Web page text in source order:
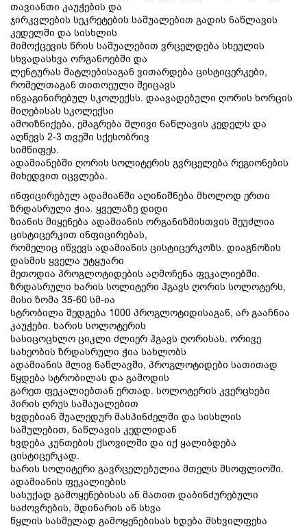
თავიანთი კაუჭების და
ჯირკვლების სეკრეტების საშუალებით გადის ნაწლავის
კედელში და სისხლის
მიმოქცევის წრის საშუალებით ვრცელდება სხეულის
სხვადასხვა ორგანოებში და
ლენტურას მატლებისაგან ვითარდება ცისტიცერკები,
რომელთაგან თითოეული შეიცავს
ინვაგინირებულ სკოლექსს. დაავადებული ღორის ხორცის
მიღებისას სკოლექსი
ამოიზნიქება, ემაგრება მლივი ნაწლავის კედელს და
აღწევს 2-3 თვეში სქესობრივ
სიმწიფეს.
ადამიანებში ღორის სოლიტერის გვრცელება რეგიონების
მიხედვით იცვლება.
ინფიცირებულ ადამიანში აღინიშნება მხოლოდ ერთი
ზრდასრული ჭია. ყველაზე დიდი
ზიანის მიყენება ადამიანის ორგანიზმისთვის შეუძლია
ცისტიცერკით ინფიცირებას,
რომელიც იწვევს ადამიანის ცისტიცერკოზს. დიაგნოზის
დასმის ყველა უტყუარი
მეთოდია პროგლოტიდების აღმოჩენა ფეკალიებში.
ზრდასრული ხარის სოლიტერი ჰგავს ღორის სოლოტერს,
მისი ზომა 35-60 სმ-ია
სტრობილა შედგება 1000 პროგლოტიდისაგან, არ გააჩნია
კაუჭები. ხარის სოლოტერის
სასიცოცხლო ციკლი ძლიერ ჰგავს ღორისას. ორივე
სახეობის ზრდასრული ჭია სახლობს
ადამიანის მლივ ნაწლავში, პროგლოტიდები სათითად
წყდება სტრობილას და გამოდის
გარეთ ფეკალიებთან ერთად. სოლოტერის კვერცხები
პირის ღრუს საშაუალებით
ხვდებიან შუალედურ მასპინძელში და სისხლის
საშულებით, ნაწლავის კედლიდან
ხვდება კუნთების ქსოვილში და იქ ყალიბდება
ცისტიცერკად.
ხარის სოლიტერი გავრცელებულია მთელს მსოფლიოში.
ადამიანის ფეკალიების
სასუქად გამოყენებისას ან მათით დაბინძურებული
საძოვრების, მდინარის ან სხვა
წყლის სასმელად გამოყენებისას ხდება მსხვილფეხა